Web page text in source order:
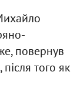
повернув
після того як